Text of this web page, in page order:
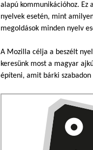
alapú kommunikációhoz. Ez
nyelvek esetén, mint
megoldások minden nyelv
A Mozilla célja a beszélt
keresünk most a magyar
építeni, amit bárki szabadon